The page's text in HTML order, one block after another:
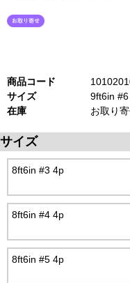
商品コード
サイズ
9ft6in
在庫
お取り
サイズ
8ft6in #3 4p
8ft6in #4 4p
8ft6in #5 4p